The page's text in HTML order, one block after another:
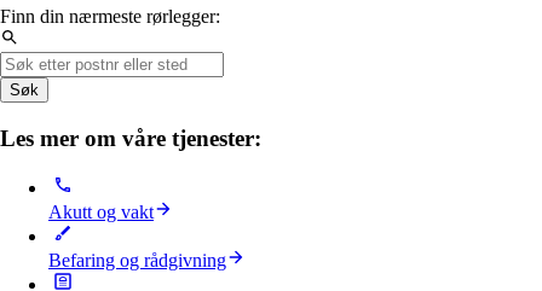
Finn din nærmeste rørlegger:
Søk
Les mer om våre tjenester:
Akutt og vakt
Befaring og rådgivning